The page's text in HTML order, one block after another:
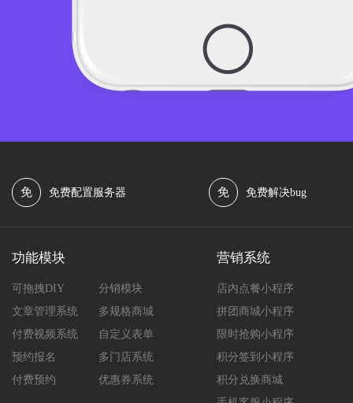
免 免费配置服务器 免 免费解决bug
功能模块
可拖拽DIY
分销模块
文章管理系统
多规格商城
付费视频系统
自定义表单
预约报名
多门店系统
付费预约
优惠券系统
营销系统
店内点餐小程序
拼团商城小程序
限时抢购小程序
积分签到小程序
积分兑换商城